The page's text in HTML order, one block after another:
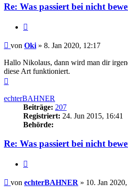
Re: Was passiert bei nicht
Beitrag
von Oki » 8. Jan 2020, 12:17
Hallo Nikolaus, dann wird man dir
diese Art funktioniert.
echterBAHNER
Beiträge: 207
Registriert: 24. Jun 2015, 16:41
Behörde:
Re: Was passiert bei nicht
Beitrag
von echterBAHNER » 10. Jan